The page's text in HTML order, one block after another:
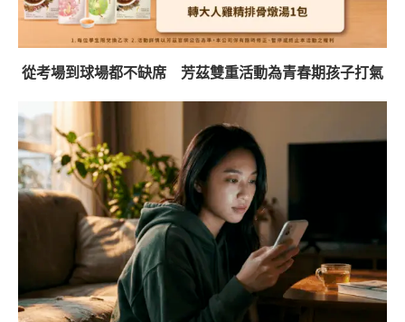
從考場到球場都不缺席 芳茲雙重活動為青春期孩子打氣